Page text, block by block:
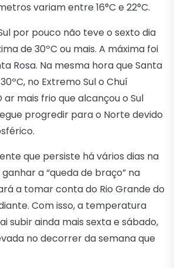
variam entre 16°C e 22°C.
por pouco não teve o sexto dia
de 30ºC ou mais. A máxima foi
Rosa. Na mesma hora que Santa
no Extremo Sul o Chuí
ar mais frio que alcançou o Sul
progredir para o Norte devido
que persiste há vários dias na
a “queda de braço” na
a tomar conta do Rio Grande do
Com isso, a temperatura
subir ainda mais sexta e sábado,
no decorrer da semana que